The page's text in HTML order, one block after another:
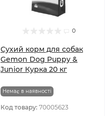
0
Сухий корм для собак
Gemon Dog Puppy &
Junior Курка 20 кг
Немає в наявності
Код товару: 70005623